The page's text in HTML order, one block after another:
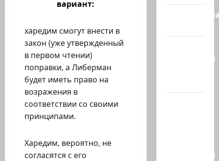
вариант:
харедим смогут внести в
закон (уже утвержденный
в первом чтении)
поправки, а Либерман
будет иметь право на
возражения в
соответствии со своими
принципами.
Харедим, вероятно, не
согласятся с его
Котлярский
Ближний